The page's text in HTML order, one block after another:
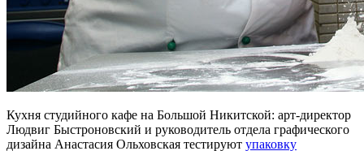
Кухня студийного кафе на Большой Никитской: арт-директор
Людвиг Быстроновский и руководитель отдела графического
дизайна Анастасия Ольховская тестируют упаковку